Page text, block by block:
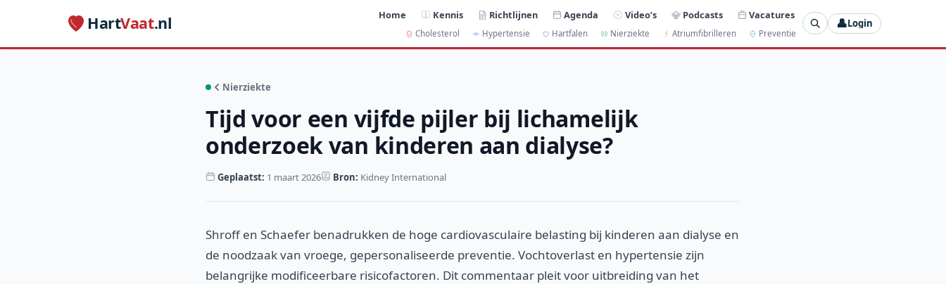
HartVaat.nl Home Kennis Richtlijnen Agenda Video’s Podcasts Vacatures
Cholesterol Hypertensie Hartfalen Nierziekte Atriumfibrilleren Preventie
👤Login
Nierziekte
Tijd voor een vijfde pijler bij lichamelijk
onderzoek van kinderen aan dialyse?
Geplaatst: 1 maart 2026 Bron: Kidney International
Shroff en Schaefer benadrukken de hoge cardiovasculaire belasting bij kinderen aan dialyse en
de noodzaak van vroege, gepersonaliseerde preventie. Vochtoverlast en hypertensie zijn
belangrijke modificeerbare risicofactoren. Dit commentaar pleit voor uitbreiding van het